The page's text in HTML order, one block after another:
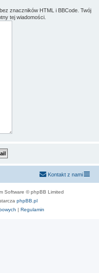
znaczników HTML i BBCode. Twój
tej wiadomości.
Kontakt z nami
Software © phpBB Limited
phpBB.pl
| Regulamin